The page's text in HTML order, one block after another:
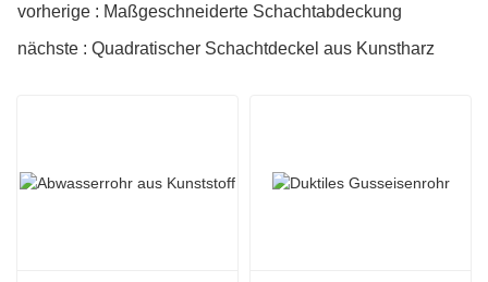
vorherige : Maßgeschneiderte Schachtabdeckung
nächste : Quadratischer Schachtdeckel aus Kunstharz